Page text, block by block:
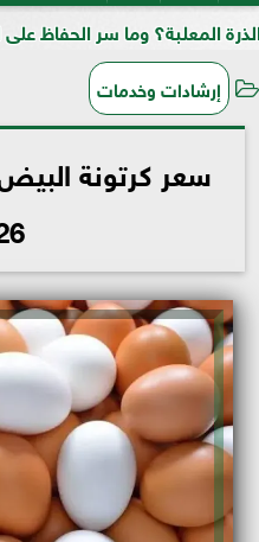
سر الحفاظ على لونها
إرشادات وخدمات